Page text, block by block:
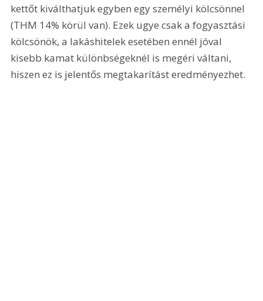
kettőt kiválthatjuk egyben egy személyi kölcsönnel
(THM 14% körül van). Ezek ugye csak a fogyasztási
kölcsönök, a lakáshitelek esetében ennél jóval
kisebb kamat különbségeknél is megéri váltani,
hiszen ez is jelentős megtakarítást eredményezhet.